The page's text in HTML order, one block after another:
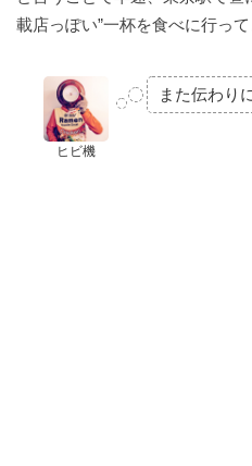
載店っぽい”一杯を食べに行って
ヒビ機
また伝わり